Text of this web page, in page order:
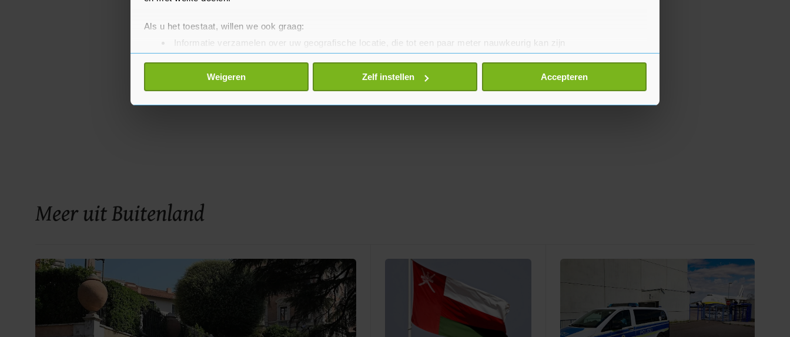
Als u het toestaat, willen we ook graag:
Informatie verzamelen over uw geografische locatie, die tot een paar meter nauwkeurig kan zijn
Uw apparaat identificeren door het actief te scannen op specifieke eigenschappen (fingerprinting)
Lees meer over hoe uw persoonlijke gegevens worden verwerkt en stel uw voorkeuren in het
detailgedeelte
toestemming op elk moment wijzigen of intrekken in de Cookieverklaring.
Weigeren Zelf instellen Accepteren
Meer uit Buitenland